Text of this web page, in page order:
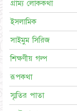
গ্রাম্য লোককথা
ইসলামিক
সাইমুম সিরিজ
শিক্ষণীয় গল্প
রূপকথা
স্মৃতির পাতা